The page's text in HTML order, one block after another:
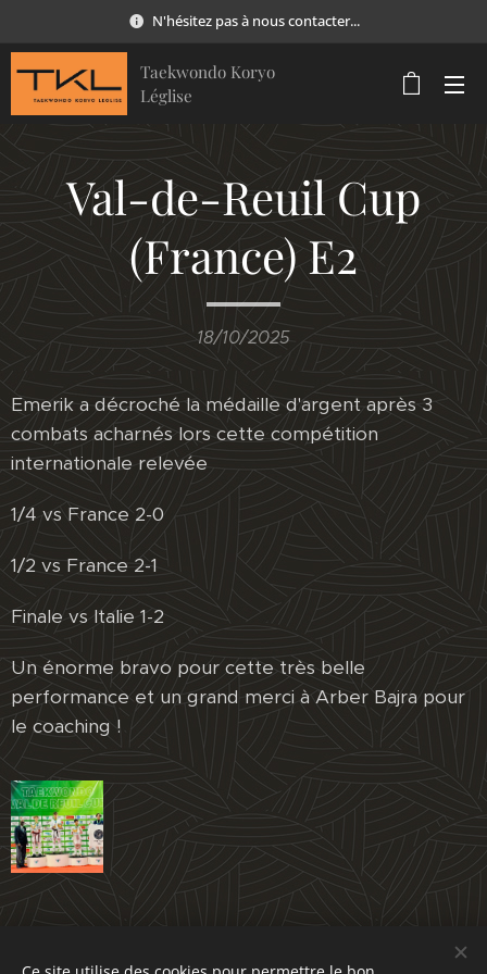
N'hésitez pas à nous contacter...
Taekwondo Koryo
Léglise
Val-de-Reuil Cup
(France) E2
18/10/2025
Emerik a décroché la médaille d'argent après 3
combats acharnés lors cette compétition
internationale relevée
1/4 vs France 2-0
1/2 vs France 2-1
Finale vs Italie 1-2
Un énorme bravo pour cette très belle
performance et un grand merci à Arber Bajra pour
le coaching !